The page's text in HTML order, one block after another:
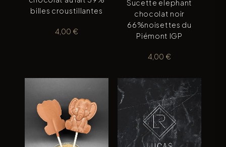
billes croustillantes
4,00 €
Sucette elephant
chocolat noir
66%noisettes du
Piémont IGP
4,00 €